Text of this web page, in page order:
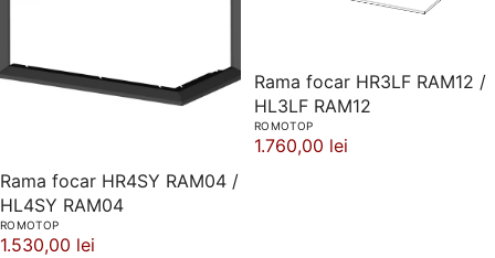
Rama focar HR4SY RAM04 /
HL4SY RAM04
ROMOTOP
1.530,00 lei
Rama focar HR3LF RAM12 /
HL3LF RAM12
ROMOTOP
1.760,00 lei